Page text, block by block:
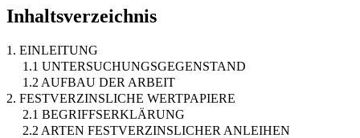
Inhaltsverzeichnis
1. EINLEITUNG
1.1 UNTERSUCHUNGSGEGENSTAND
1.2 AUFBAU DER ARBEIT
2. FESTVERZINSLICHE WERTPAPIERE
2.1 BEGRIFFSERKLÄRUNG
2.2 ARTEN FESTVERZINSLICHER ANLEIHEN